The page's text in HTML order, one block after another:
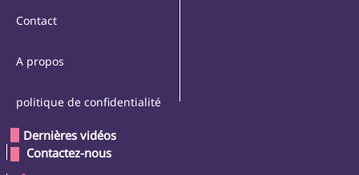
Contact
A propos
politique de confidentialité
Dernières vidéos
Contactez-nous